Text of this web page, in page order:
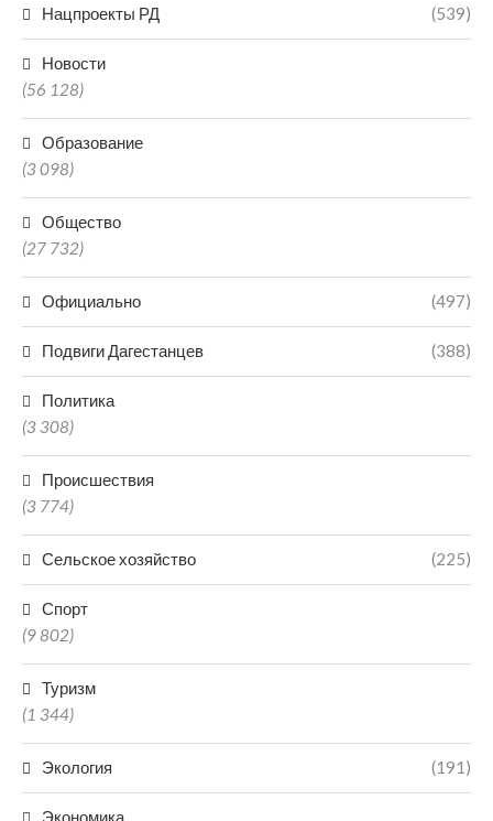
Нацпроекты РД (539)
Новости
(56 128)
Образование
(3 098)
Общество
(27 732)
Официально (497)
Подвиги Дагестанцев (388)
Политика
(3 308)
Происшествия
(3 774)
Сельское хозяйство (225)
Спорт
(9 802)
Туризм
(1 344)
Экология (191)
Экономика